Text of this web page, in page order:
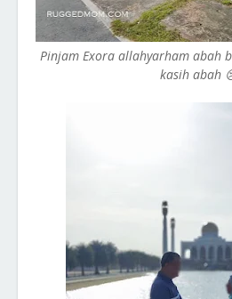
Pinjam Exora allahyarham abah
kasih abah